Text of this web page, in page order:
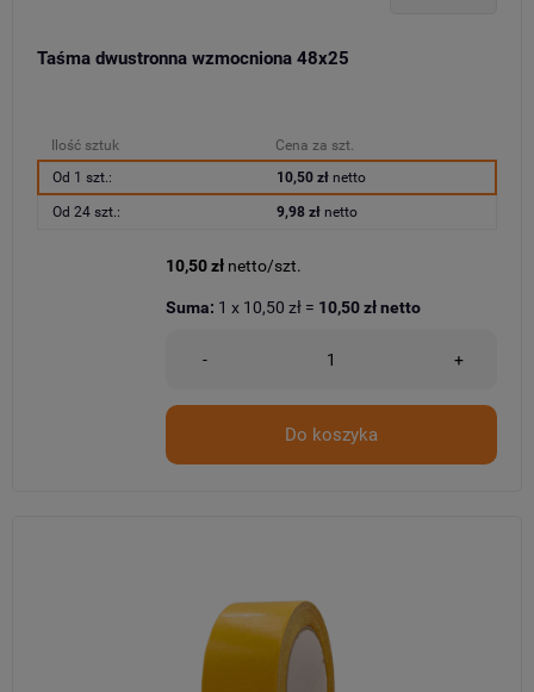
Taśma dwustronna wzmocniona 48x25
Ilość sztuk
Cena za szt.
Od 1 szt.:
10,50 złnetto
Od 24 szt.: 9,98 złnetto
10,50 zł netto/szt.
- +
Do koszyka
Suma: 1 x 10,50 zł = 10,50 złnetto